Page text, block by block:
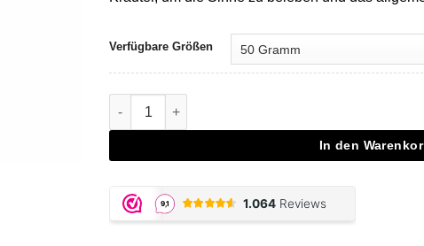
Verfügbare Größen
Aphrodite Sex Herbs Menge
In den